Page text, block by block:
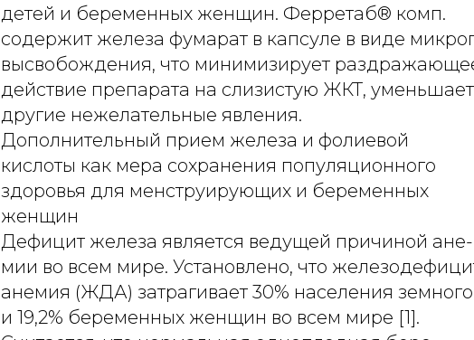
детей и беременных женщин. Ферретаб® комп.
содержит железа фумарат в капсуле в виде
высвобождения, что минимизирует
действие препарата на слизистую ЖКТ,
другие нежелательные явления.
Дополнительный прием железа и фолиевой
кислоты как мера сохранения популяционного
здоровья для менструирующих и беременных
женщин
Дефицит железа является ведущей причиной ане-
мии во всем мире. Установлено, что
анемия (ЖДА) затрагивает 30% населения
и 19,2% беременных женщин во всем мире [1].